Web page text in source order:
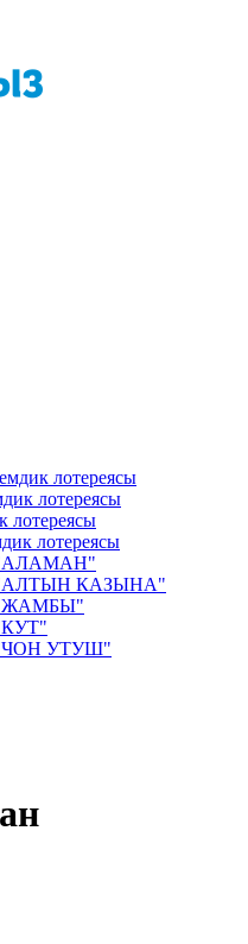
лотереясы
лотереясы
лотереясы
лотереясы
"АЛАМАН"
"АЛТЫН КАЗЫНА"
"ЖАМБЫ"
"ЧОН УТУШ"